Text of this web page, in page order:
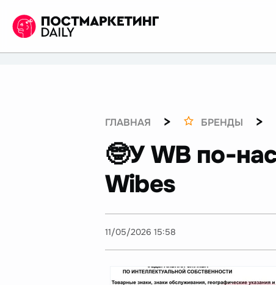
ГЛАВНАЯ > БРЕНДЫ >
🤓У WB по-
Wibes
11/05/2026 15:58